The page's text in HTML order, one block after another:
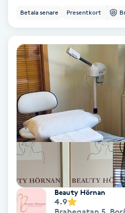
PRP (Platelet Rich Plasma)
Psoriasis
Radiofrekvens
Rakning
Reflexologi
Betala senare Presentkort
Beauty Hörnan
4.9